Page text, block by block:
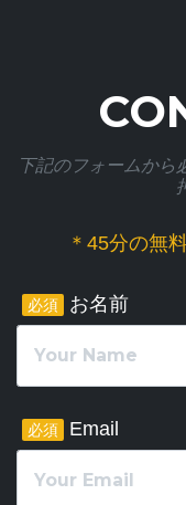
下記のフォームから
＊45分の無
必須 お名前
必須 Email